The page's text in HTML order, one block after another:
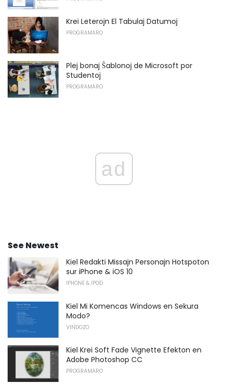
Krei Leterojn El Tabulaj Datumoj
PROGRAMARO
Plej bonaj Ŝablonoj de Microsoft por
Studentoj
PROGRAMARO
ad
See Newest
Kiel Redakti Missajn Personajn Hotspoton
sur iPhone & iOS 10
IPHONE & IPOD
Kiel Mi Komencas Windows en Sekura
Modo?
VINDOZO
Kiel Krei Soft Fade Vignette Efekton en
Adobe Photoshop CC
PROGRAMARO